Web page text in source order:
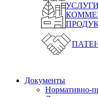
Документы
Нормативно-